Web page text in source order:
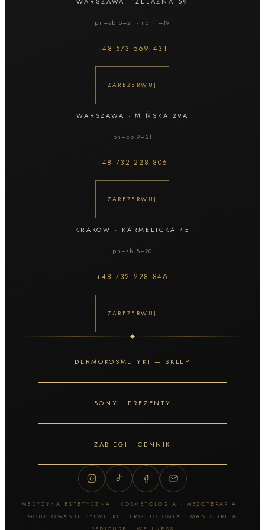
pn–sb 8–21 · nd 11–19
+48573 569 431
ZAREZERWUJ
WARSZAWA ·MIŃSKA 29A
pn–sb 9–21
+48 732 228 806
ZAREZERWUJ
KRAKÓW · KARMELICKA 45
pn–sb 8–20
+48732 228 846
ZAREZERWUJ
DERMOKOSMETYKI — SKLEP
BONY I PREZENTY
ZABIEGI I CENNIK
MEDYCYNA ESTETYCZNA · KOSMETOLOGIA · MEZOTERAPIA ·
MODELOWANIE SYLWETKI · TRYCHOLOGIA · MANICURE &
PEDICURE · WELLNESS